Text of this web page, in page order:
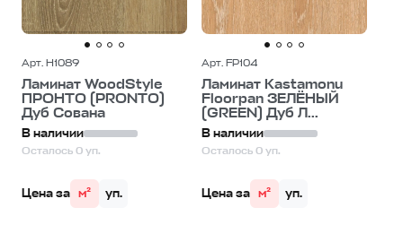
Арт. H1089
Ламинат WoodStyle
ПРОНТО (PRONTO)
Дуб Сована
В наличии
Осталось 0 уп.
Цена за м² уп.
Арт. FP104
Ламинат Kastamonu
Floorpan ЗЕЛЁНЫЙ
(GREEN) Дуб Л...
В наличии
Осталось 0 уп.
Цена за м² уп.